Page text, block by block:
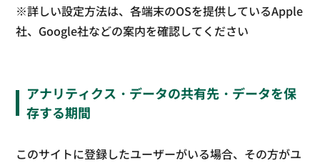
※詳しい設定方法は、各端末のOSを提供しているApple
社、Google社などの案内を確認してください
アナリティクス・データの共有先・データを保
存する期間
このサイトに登録したユーザーがいる場合、その方がユ